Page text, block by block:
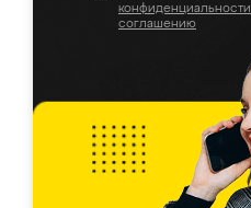
конфиденциальности
соглашению